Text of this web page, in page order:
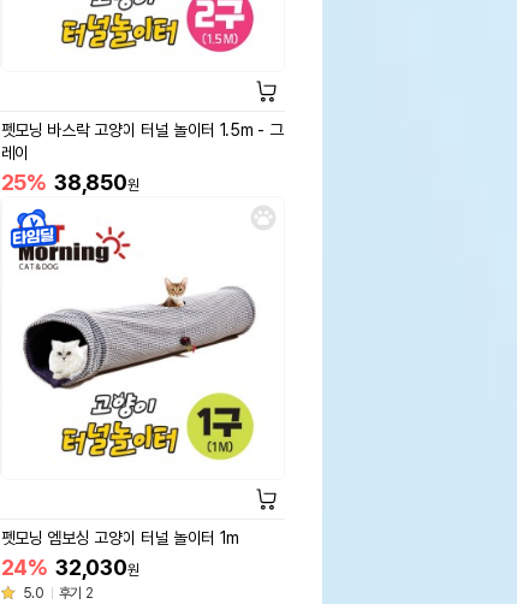
펫모닝 바스락 고양이 터널 놀이터 1.5m - 그
레이
25% 38,850원
펫모닝 엠보싱 고양이 터널 놀이터 1m
24% 32,030원
5.0
후기 2